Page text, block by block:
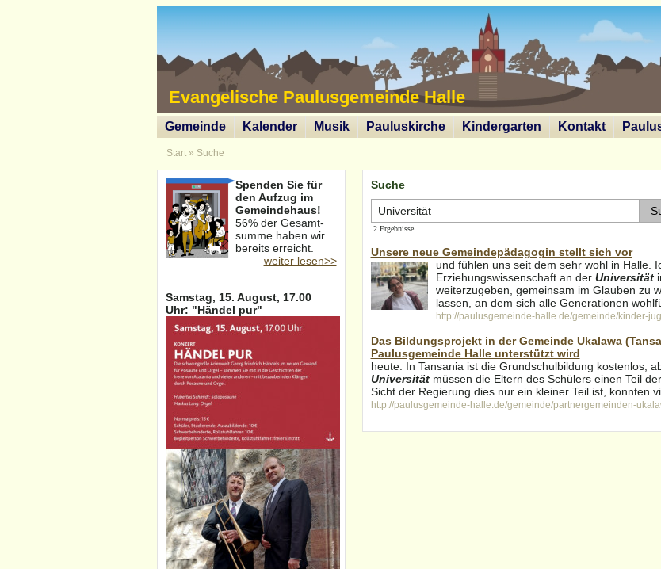
Evangelische Paulusgemeinde Halle
Gemeinde Kalender Musik Pauluskirche Kindergarten Kontakt
Start» Suche
Spenden Sie für
den Aufzug im
Gemeindehaus!
56% der Gesamt-
summe haben wir
bereits erreicht.
weiter lesen>>
Samstag, 15. August, 17.00
Uhr: "Händel pur"
Suche
2 Ergebnisse
Unsere neue Gemeindepädagogin stellt sich vor
und fühlen uns seit dem sehr wohl in Halle.
Erziehungswissenschaft an der Universität
weiterzugeben, gemeinsam im Glauben zu
lassen, an dem sich alle Generationen
http://paulusgemeinde-halle.de/gemeinde/kinder-
Das Bildungsprojekt in der Gemeinde Ukalawa
Paulusgemeinde Halle unterstützt wird
heute. In Tansania ist die Grundschulbildung kostenlos,
Universitätmüssen die Eltern des Schülers einen Teil
Sicht der Regierung dies nur ein kleiner Teil ist, konnten
http://paulusgemeinde-halle.de/gemeinde/partnergemeinden-